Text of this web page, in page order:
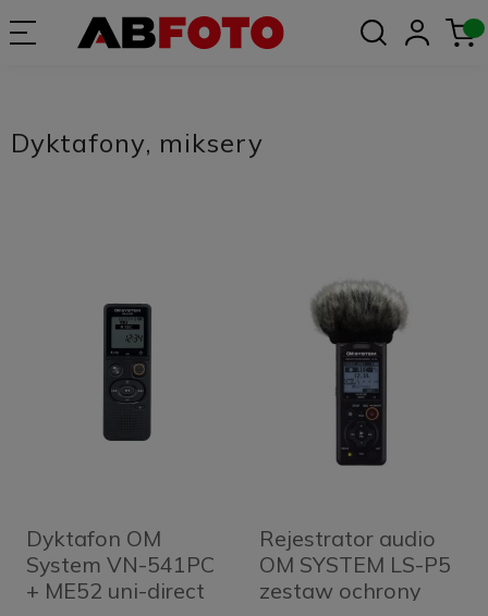
Dyktafony, miksery
Dyktafon OM
System VN-541PC
+ ME52 uni-direct
Rejestrator audio
OM SYSTEM LS-P5
zestaw ochrony